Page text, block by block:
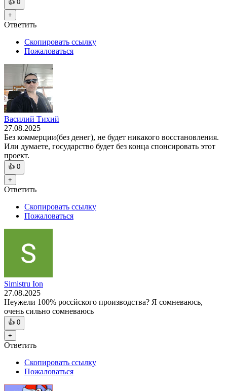
👍 0
+
Ответить
Скопировать ссылку
Пожаловаться
Василий Тихий
27.08.2025
Без коммерции(без денег), не будет никакого восстановления.
Или думаете, государство будет без конца спонсировать этот
проект.
👍 0
+
Ответить
Скопировать ссылку
Пожаловаться
Simistru Ion
27.08.2025
Неужели 100% россйского производства? Я сомневаюсь,
очень сильно сомневаюсь
👍 0
+
Ответить
Скопировать ссылку
Пожаловаться